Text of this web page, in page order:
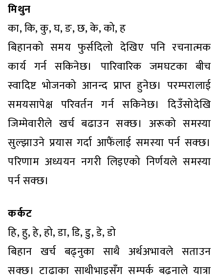
मिथुन
का, कि, कु, घ, ङ, छ, के, को, ह
बिहानको समय फुर्सदिलो देखिए पनि रचनात्मक
कार्य गर्न सकिनेछ। पारिवारिक जमघटका बीच
स्वादिष्ट भोजनको आनन्द प्राप्त हुनेछ। परम्परालाई
समयसापेक्ष परिवर्तन गर्न सकिनेछ। दिउँसोदेखि
जिम्मेवारीले खर्च बढाउन सक्छ। अरूको समस्या
सुल्झाउने प्रयास गर्दा आफैंलाई समस्या पर्न सक्छ।
परिणाम अध्ययन नगरी लिइएको निर्णयले समस्या
पर्न सक्छ।
कर्कट
हि, हु, हे, हो, डा, डि, डु, डे, डो
बिहान खर्च बढ्नुका साथै अर्थअभावले सताउन
सक्छ। टाढाका साथीभाइसँग सम्पर्क बढ्नाले यात्रा